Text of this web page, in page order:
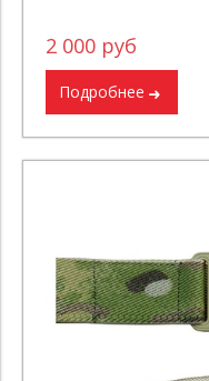
2 000 руб
Подробнее